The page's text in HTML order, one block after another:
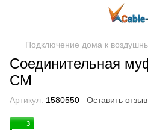
Подключение дома к
Соединительная
СМ
Артикул: 1580550 Оставить отзыв
3